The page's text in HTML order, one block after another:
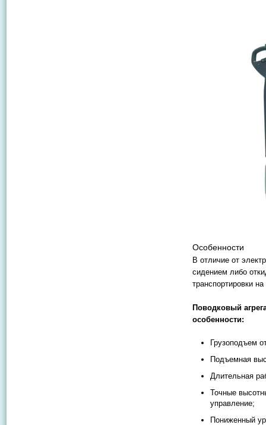
Особенности
В отличие от
сидением либо
транспортировки
Поводковый
особенности:
Грузоподъем
Подъемная
Длительная
Точные
управление;
Пониженный